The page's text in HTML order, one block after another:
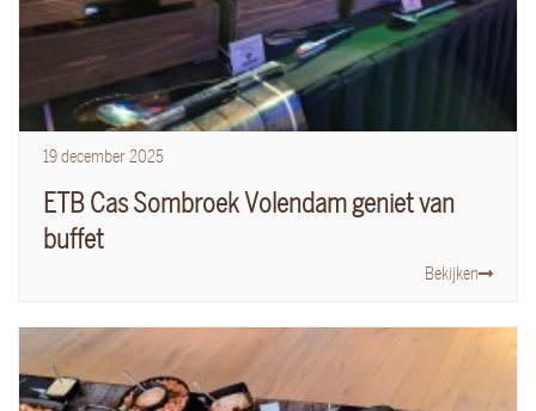
19 december 2025
ETB Cas Sombroek Volendam geniet van
buffet
Bekijken